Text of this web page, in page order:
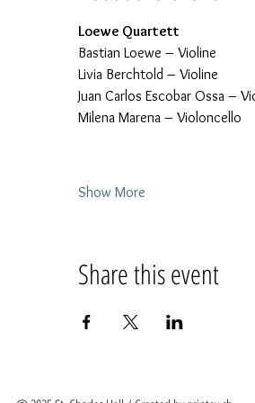
Loewe Quartett
Bastian Loewe – Violine
Livia Berchtold – Violine
Juan Carlos Escobar Ossa –
Milena Marena – Violoncello
Show More
Share this event